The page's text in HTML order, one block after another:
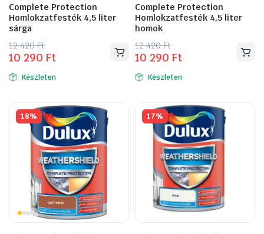
Complete Protection
Homlokzatfesték 4,5 liter
sárga
12 420Ft
Original
price
was:
10 290 Ft
Current
price
is: Készleten
Complete Protection
Homlokzatfesték 4,5 liter
homok
12 420Ft
Original
price
was:
10 290 Ft
Current
price
is: Készleten
18% 17%